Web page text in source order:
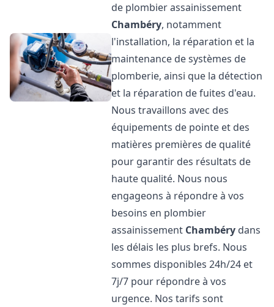
de plombier assainissement
Chambéry, notamment
l'installation, la réparation et la
maintenance de systèmes de
plomberie, ainsi que la détection
et la réparation de fuites d'eau.
Nous travaillons avec des
équipements de pointe et des
matières premières de qualité
pour garantir des résultats de
haute qualité. Nous nous
engageons à répondre à vos
besoins en plombier
assainissement Chambéry dans
les délais les plus brefs. Nous
sommes disponibles 24h/24 et
7j/7 pour répondre à vos
urgence. Nos tarifs sont